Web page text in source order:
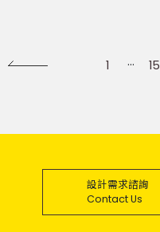
1 15
設計需求諮詢
Contact Us